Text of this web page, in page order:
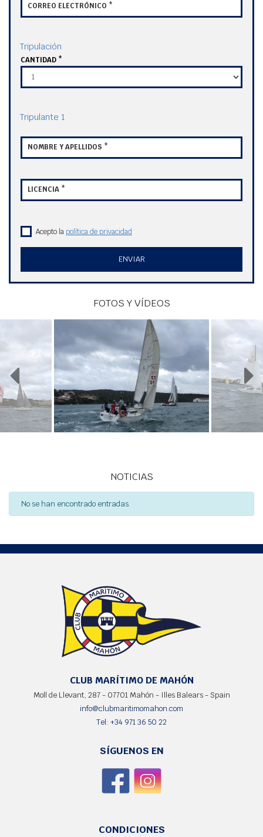
CORREO ELECTRÓNICO *
Tripulación
CANTIDAD *
Tripulante 1
NOMBRE Y APELLIDOS *
LICENCIA *
Acepto la política de privacidad
ENVIAR
FOTOS Y VÍDEOS
NOTICIAS
No se han encontrado entradas.
CLUB MARÍTIMO DE MAHÓN
Moll de Llevant, 287 - 07701 Mahón - Illes Balears - Spain
info@clubmaritimomahon.com
Tel: +34 971 36 50 22
SÍGUENOS EN
CONDICIONES